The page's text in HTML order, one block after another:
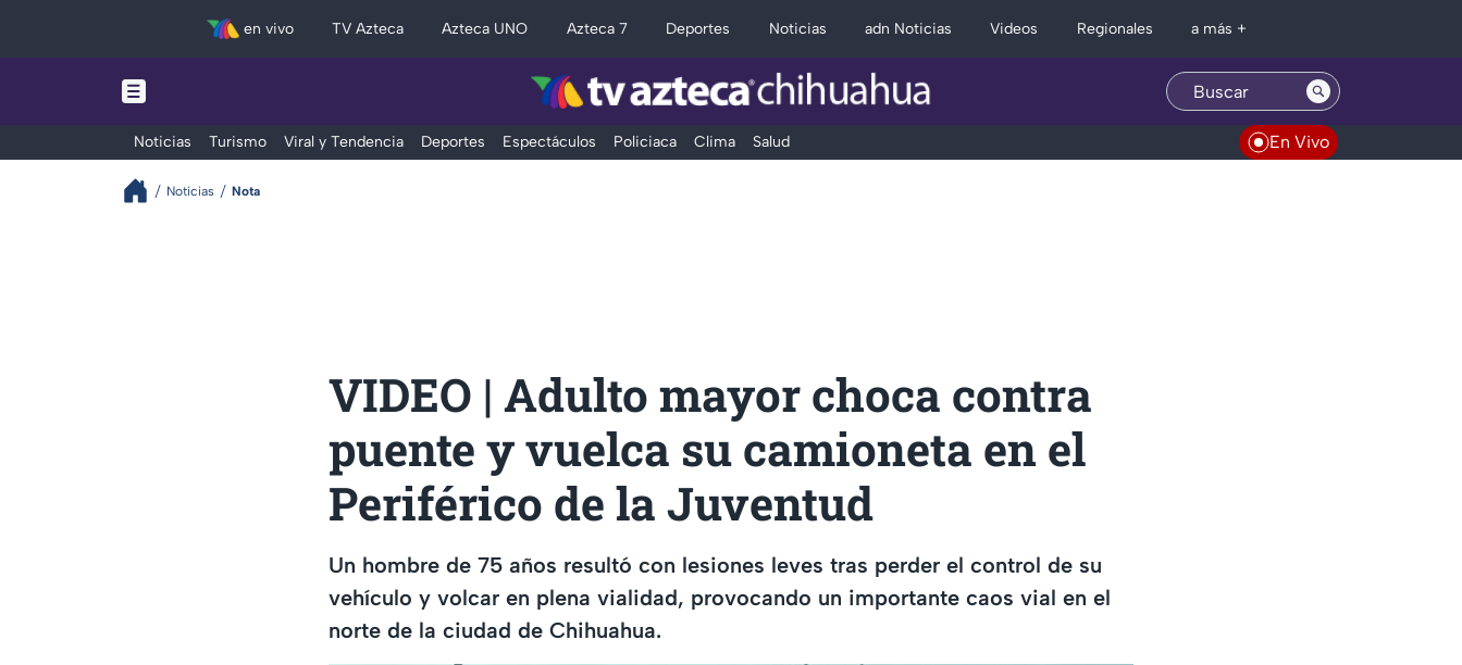
en vivo TV Azteca Azteca UNO Azteca 7 Deportes Noticias adn Noticias Videos Regionales a más +
Noticias Turismo Viral y Tendencia Deportes Espectáculos Policiaca Clima Salud En Vivo
Noticias Nota
VIDEO | Adulto mayor choca contra
puente y vuelca su camioneta en el
Periférico de la Juventud
Un hombre de 75 años resultó con lesiones leves tras perder el control de su
vehículo y volcar en plena vialidad, provocando un importante caos vial en el
norte de la ciudad de Chihuahua.